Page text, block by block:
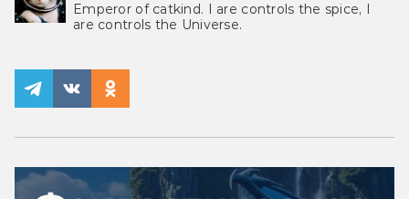
Emperor of catkind. I are controls the spice, I
are controls the Universe.